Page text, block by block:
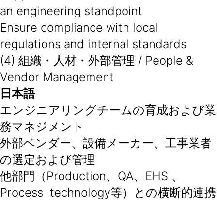
an engineering standpoint
Ensure compliance with local
regulations and internal standards
(4) 組織・人材・外部管理 / People &
Vendor Management
日本語
エンジニアリングチームの育成および業
務マネジメント
外部ベンダー、設備メーカー、工事業者
の選定および管理
他部門（Production、QA、EHS 、
Process technology等）との横断的連携